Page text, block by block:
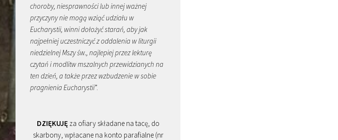
choroby, niesprawności lub innej ważnej
przyczyny nie mogą wziąć udziału w
Eucharystii, winni dołożyć starań, aby jak
najpełniej uczestniczyć z oddalenia w liturgii
niedzielnej Mszy św., najlepiej przez lekturę
czytań i modlitw mszalnych przewidzianych na
ten dzień, a także przez wzbudzenie w sobie
pragnienia Eucharystii”.
DZIĘKUJĘza ofiary składane na tacę, do
skarbony, wpłacane na konto parafialne (nr